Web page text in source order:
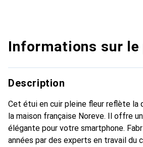
Informations sur
Description
Cet étui en cuir pleine fleur reflète la
la maison française Noreve. Il offre
élégante pour votre smartphone.
années par des experts en travail du